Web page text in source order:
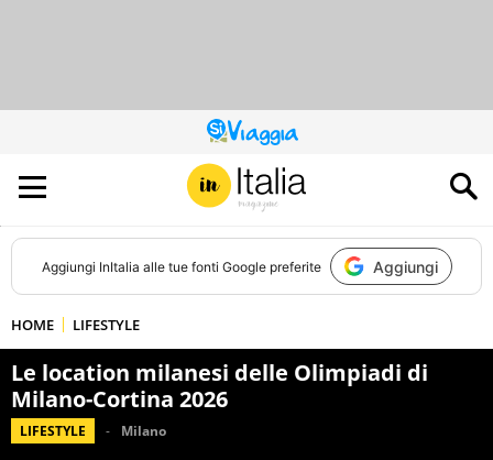
QUESTO
SITO
CONTRIBUISCE
ALL’AUDIENCE
DI
Aggiungi InItalia alle tue fonti Google preferite Aggiungi
HOME LIFESTYLE
Le location milanesi delle Olimpiadi di
Milano-Cortina 2026
LIFESTYLE Milano